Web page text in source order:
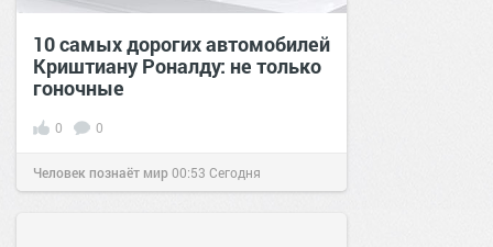
10 самых дорогих автомобилей
Криштиану Роналду: не только
гоночные
0 0
Человек познаёт мир00:53 Сегодня